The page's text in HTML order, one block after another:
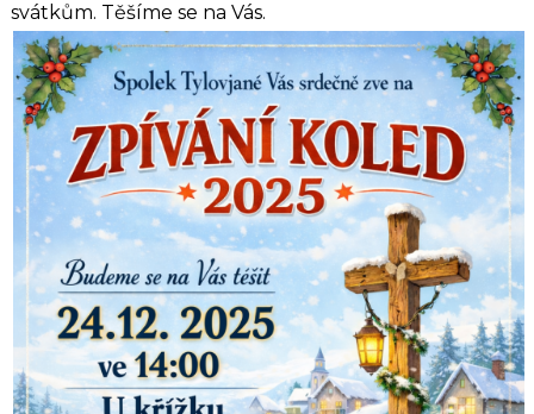
svátkům. Těšíme se na Vás.